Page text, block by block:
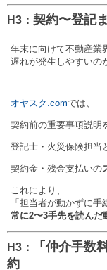
H3： 契約〜登記
年末に向けて不動産業
遅れが発生しやすいの
オヤスク.comでは、
契約前の重要事項説明
登記士・火災保険担当
契約金・残金支払いの
これにより、
「担当者が動かずに手
常に2〜3手先を読んだ
H3：
「仲介手数
約